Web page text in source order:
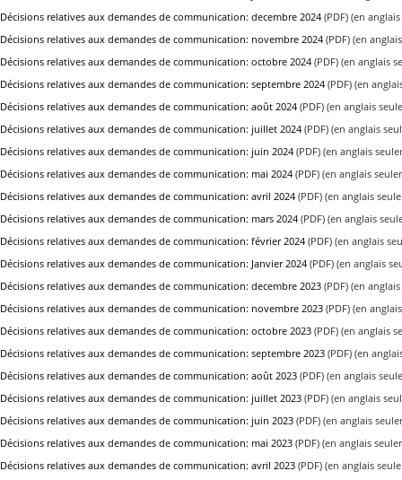
Décisions relatives aux demandes de communication: decembre 2024 (PDF) (en
Décisions relatives aux demandes de communication: novembre 2024 (PDF) (en
Décisions relatives aux demandes de communication: octobre 2024 (PDF) (en anglais
Décisions relatives aux demandes de communication: septembre 2024 (PDF) (en
Décisions relatives aux demandes de communication: août 2024 (PDF) (en anglais
Décisions relatives aux demandes de communication: juillet 2024 (PDF) (en anglais
Décisions relatives aux demandes de communication: juin 2024 (PDF) (en anglais
Décisions relatives aux demandes de communication: mai 2024 (PDF) (en anglais
Décisions relatives aux demandes de communication: avril 2024 (PDF) (en anglais
Décisions relatives aux demandes de communication: mars 2024 (PDF) (en anglais
Décisions relatives aux demandes de communication: février 2024 (PDF) (en anglais
Décisions relatives aux demandes de communication: Janvier 2024 (PDF) (en anglais
Décisions relatives aux demandes de communication: decembre 2023 (PDF) (en
Décisions relatives aux demandes de communication: novembre 2023 (PDF) (en
Décisions relatives aux demandes de communication: octobre 2023 (PDF) (en anglais
Décisions relatives aux demandes de communication: septembre 2023 (PDF) (en
Décisions relatives aux demandes de communication: août 2023 (PDF) (en anglais
Décisions relatives aux demandes de communication: juillet 2023 (PDF) (en anglais
Décisions relatives aux demandes de communication: juin 2023 (PDF) (en anglais
Décisions relatives aux demandes de communication: mai 2023 (PDF) (en anglais
Décisions relatives aux demandes de communication: avril 2023 (PDF) (en anglais